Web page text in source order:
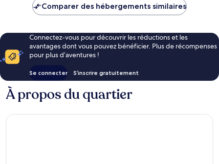
de
Comparer des hébergements similaires
Connectez-vous pour découvrir les réductions et les
avantages dont vous pouvez bénéficier. Plus de récompenses
pour plus d’aventures !
Se connecter S’inscrire gratuitement
À propos du quartier